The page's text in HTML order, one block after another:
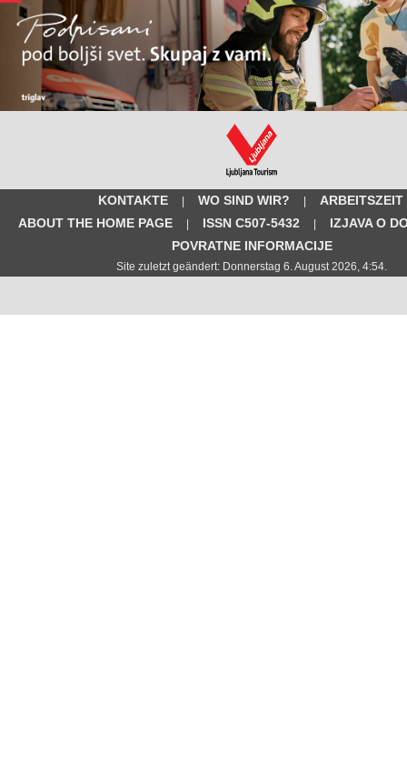
KONTAKTE WO SIND WIR?
ARBEITSZEIT
ABOUT THE HOME PAGE
ISSN C507-5432
IZJAVA O
POVRATNE INFORMACIJE
Site zuletzt geändert: Donnerstag 6. August 2026, 4:54.